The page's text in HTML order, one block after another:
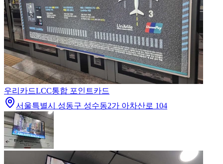
우리카드LCC통합 포인트카드
서울특별시 성동구 성수동2가 아차산로 104